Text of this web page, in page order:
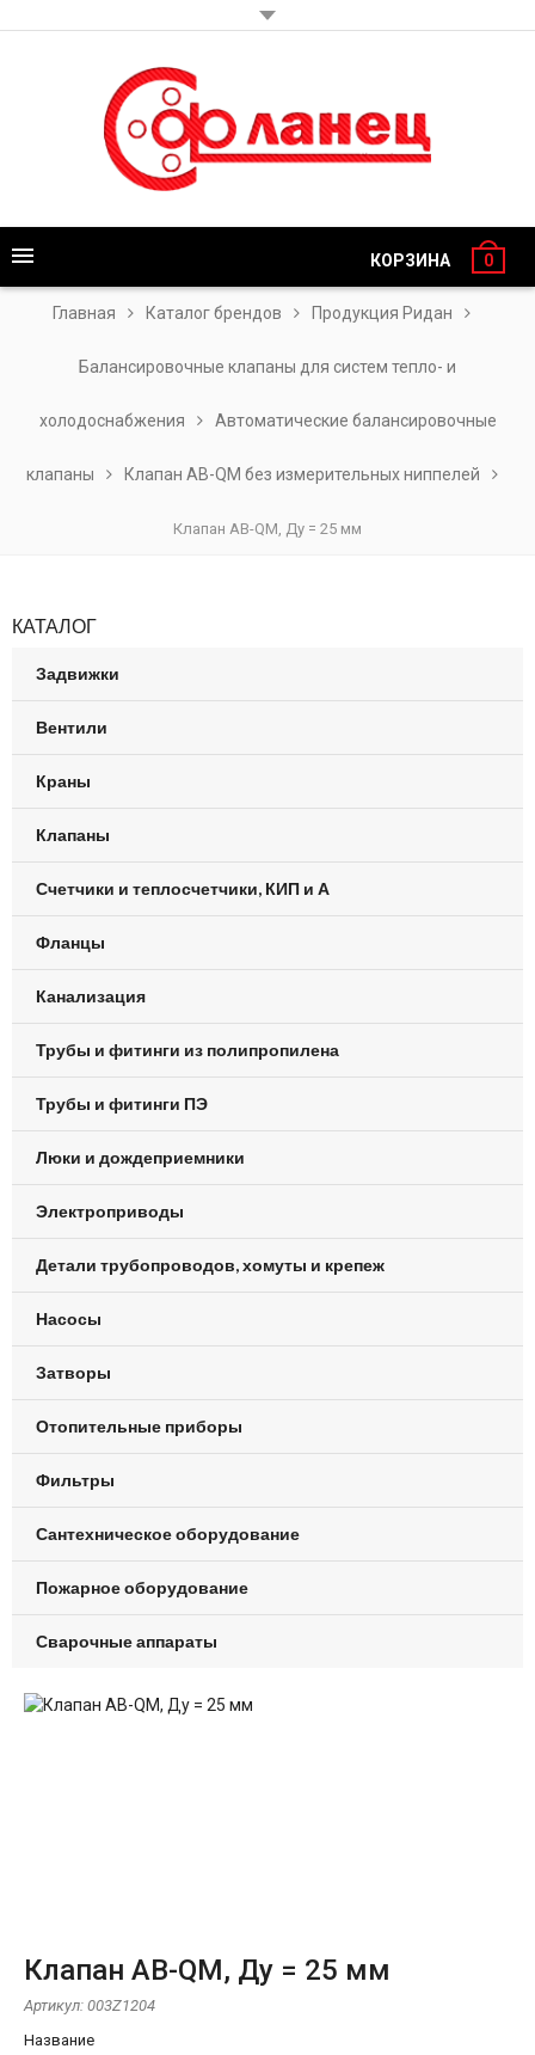
КОРЗИНА 0
Главная Каталог брендов Продукция Ридан
Балансировочные клапаны для систем тепло- и
холодоснабжения Автоматические балансировочные
клапаны Клапан AB-QM без измерительных ниппелей
Клапан AB-QM, Ду = 25 мм
КАТАЛОГ
Задвижки
Вентили
Краны
Клапаны
Счетчики и теплосчетчики, КИП и А
Фланцы
Канализация
Трубы и фитинги из полипропилена
Трубы и фитинги ПЭ
Люки и дождеприемники
Электроприводы
Детали трубопроводов, хомуты и крепеж
Насосы
Затворы
Отопительные приборы
Фильтры
Сантехническое оборудование
Пожарное оборудование
Сварочные аппараты
Клапан AB-QM, Ду = 25 мм
Артикул: 003Z1204
Название